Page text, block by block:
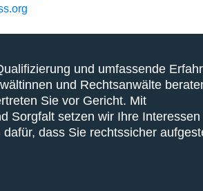
und umfassende
und Rechtsanwälte
Sie vor Gericht. Mit
Sorgfalt setzen wir Ihre Interessen
dass Sie rechtssicher